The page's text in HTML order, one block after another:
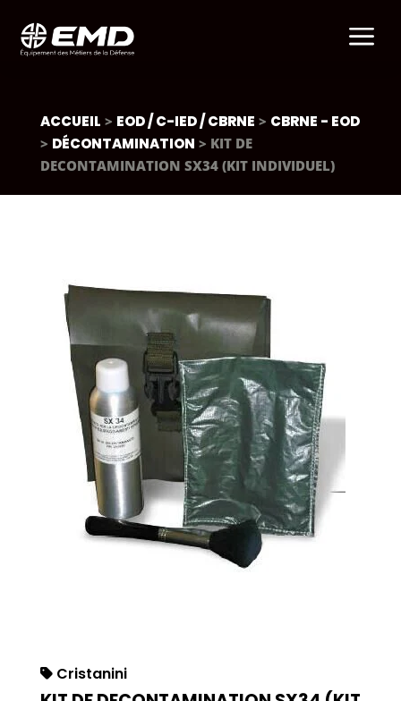
a
ACCUEIL > EOD / C-IED / CBRNE > CBRNE - EOD
> DÉCONTAMINATION > KIT DE
DECONTAMINATION SX34 (KIT INDIVIDUEL)
Cristanini